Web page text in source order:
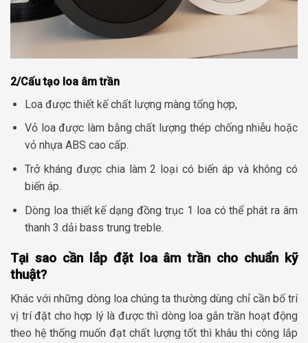
2/Cấu tạo loa âm trần
Loa được thiết kế chất lượng màng tổng hợp,
Vỏ loa được làm bằng chất lượng thép chống nhiễu hoặc
vỏ nhựa ABS cao cấp.
Trở kháng được chia làm 2 loại có biến áp và không có
biến áp.
Dòng loa thiết kế dạng đồng trục 1 loa có thể phát ra âm
thanh 3 dải bass trung treble.
Tại sao cần lắp đặt loa âm trần cho chuẩn kỹ
thuật?
Khác với những dòng loa chúng ta thường dùng chỉ cần bố trí
vị trí đặt cho hợp lý là được thì dòng loa gắn trần hoạt động
theo hệ thống muốn đạt chất lượng tốt thì khâu thi công lắp